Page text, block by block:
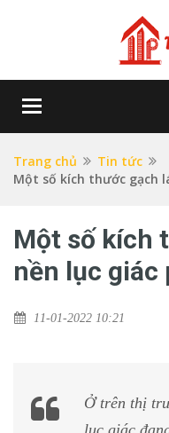
Toggle
Trang chủ
Tin tức
Một số kích thước gạch
Một số kích
nền lục giác
11-01-2022 10:21
Ở trên thị
lục giác